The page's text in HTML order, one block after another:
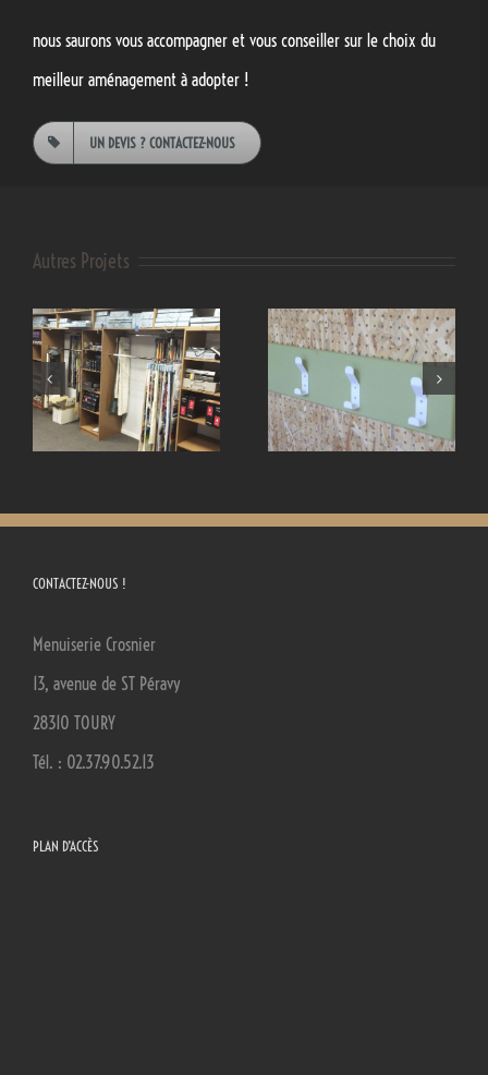
nous saurons vous accompagner et vous conseiller sur le choix du
meilleur aménagement à adopter !
UN DEVIS ? CONTACTEZ-NOUS
Autres Projets
Mobilier
professionnel
Petite enfance
CONTACTEZ-NOUS !
Menuiserie Crosnier
13, avenue de ST Péravy
28310 TOURY
Tél. : 02.37.90.52.13
PLAN D’ACCÈS